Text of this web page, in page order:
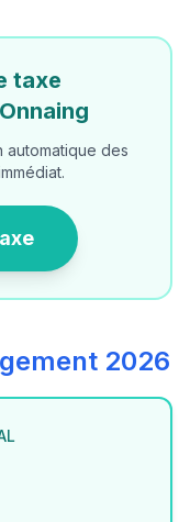
taxe
automatique des
2026